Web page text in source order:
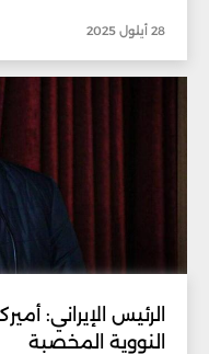
28 أيلول 2025
الرئيس الإيراني:
النووية المخصبة